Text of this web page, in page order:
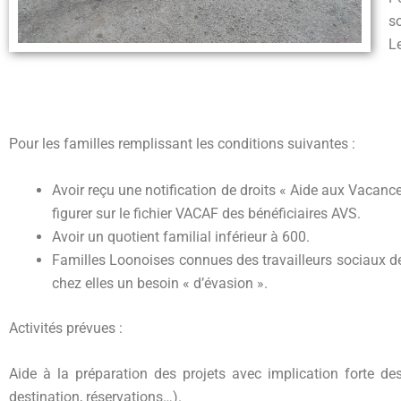
Pour les familles remplissant les conditions suivantes :
Avoir reçu une notification de droits « Aide aux
figurer sur le fichier VACAF des bénéficiaires AVS.
Avoir un quotient familial inférieur à 600.
Familles Loonoises connues des travailleurs sociaux
chez elles un besoin « d’évasion ».
Activités prévues :
Aide à la préparation des projets avec implication forte
destination, réservations…).